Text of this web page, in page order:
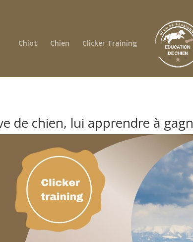
Chiot Chien Clicker Training
de chien, lui apprendre à